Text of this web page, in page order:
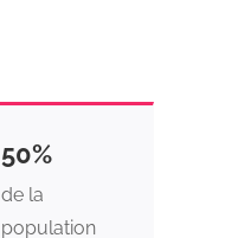
50%
de la
population